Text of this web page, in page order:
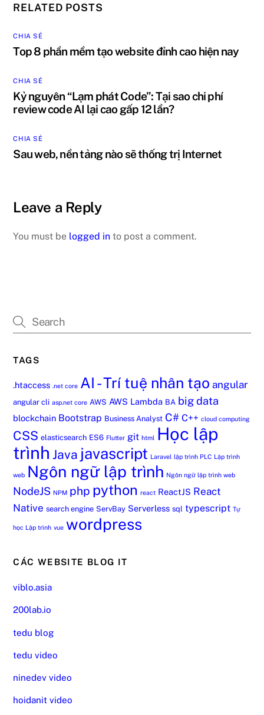
RELATED POSTS
CHIA SẺ
Top 8 phần mềm tạo website đỉnh cao hiện nay
CHIA SẺ
Kỷ nguyên “Lạm phát Code”: Tại sao chi phí
review code AI lại cao gấp 12 lần?
CHIA SẺ
Sau web, nền tảng nào sẽ thống trị Internet
Leave a Reply
You must be logged in to post a comment.
TAGS
.htaccess .net core AI - Trí tuệ nhân tạo angular
angular cli asp.net core AWS AWS Lambda BA big data
blockchain Bootstrap Business Analyst C# C++ cloud computing
CSS elasticsearch ES6 Flutter git html Học lập
trình Java javascript Laravel lập trình PLC Lập trình
web Ngôn ngữ lập trình Ngôn ngữ lập trình web
NodeJS NPM php python react ReactJS React
Native search engine ServBay Serverless sql typescript Tự
học Lập trình vue wordpress
CÁC WEBSITE BLOG IT
viblo.asia
200lab.io
tedu blog
tedu video
ninedev video
hoidanit video